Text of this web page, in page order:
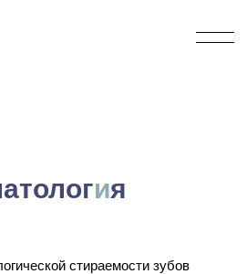
ия
стираемости зубов